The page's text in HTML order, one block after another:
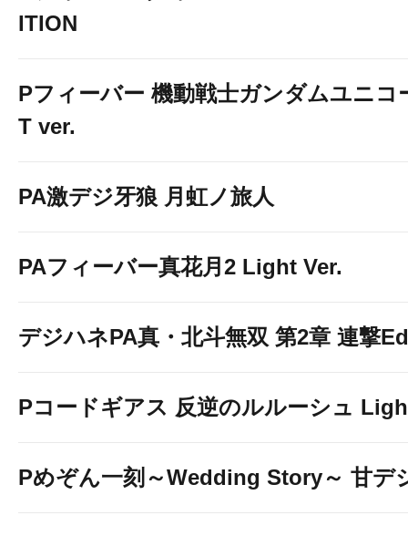
ITION
Pフィーバー 機動戦士ガンダムユニコ
T ver.
PA激デジ牙狼 月虹ノ旅人
PAフィーバー真花月2 Light Ver.
デジハネPA真・北斗無双 第2章 連撃
Pコードギアス 反逆のルルーシュ
Pめぞん一刻～Wedding Story～ 甘デ